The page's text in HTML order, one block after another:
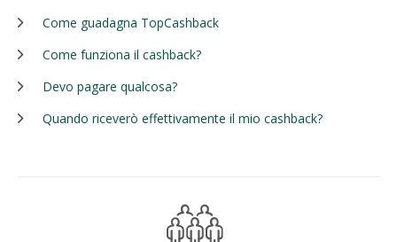
Come guadagna TopCashback
Come funziona il cashback?
Devo pagare qualcosa?
Quando riceverò effettivamente il mio cashback?